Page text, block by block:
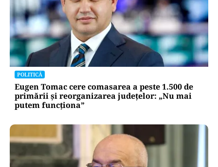
POLITICĂ
Eugen Tomac cere comasarea a peste 1.500 de
primării și reorganizarea județelor: „Nu mai
putem funcționa”